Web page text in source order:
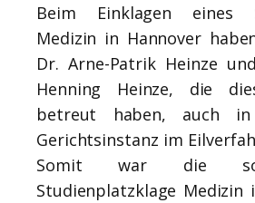
Beim Einklagen eines
Medizin in Hannover
Dr. Arne-Patrik Heinze
Henning Heinze, die
betreut haben, auch
Gerichtsinstanz im
Somit war die so
Studienplatzklage Medizin